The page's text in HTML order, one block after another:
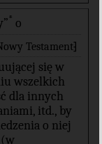
*
Testament⁆
o
się w
wszelkich
dla innych
itd., by
o niej
(w